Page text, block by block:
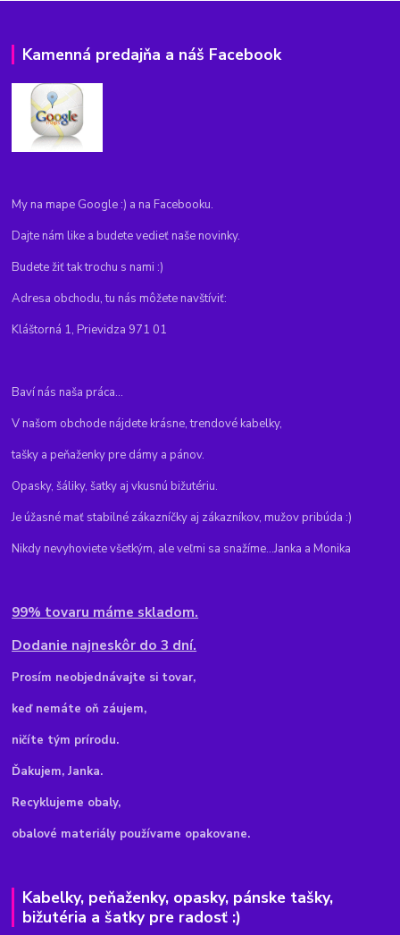
Kamenná predajňa a náš Facebook
My na mape Google :) a na Facebooku.
Dajte nám like a budete vedieť naše novinky.
Budete žiť tak trochu s nami :)
Adresa obchodu, tu nás môžete navštíviť:
Kláštorná 1, Prievidza 971 01
Baví nás naša práca...
V našom obchode nájdete krásne, trendové kabelky,
tašky a peňaženky pre dámy a pánov.
Opasky, šáliky, šatky aj vkusnú bižutériu.
Je úžasné mať stabilné zákazníčky aj zákazníkov, mužov pribúda :)
Nikdy nevyhoviete všetkým, ale veľmi sa snažíme...Janka a Monika
99% tovaru máme skladom.
Dodanie najneskôr do 3 dní.
Prosím neobjednávajte si tovar,
keď nemáte oň záujem,
ničíte tým prírodu.
Ďakujem, Janka.
Recyklujeme obaly,
obalové materiály používame opakovane.
Kabelky, peňaženky, opasky, pánske tašky,
bižutéria a šatky pre radosť :)